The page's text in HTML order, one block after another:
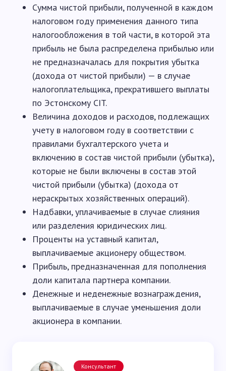
Сумма чистой прибыли, полученной в каждом
налоговом году применения данного типа
налогообложения в той части, в которой эта
прибыль не была распределена прибылью или
не предназначалась для покрытия убытка
(дохода от чистой прибыли) — в случае
налогоплательщика, прекратившего выплаты
по Эстонскому CIT.
Величина доходов и расходов, подлежащих
учету в налоговом году в соответствии с
правилами бухгалтерского учета и
включению в состав чистой прибыли (убытка),
которые не были включены в состав этой
чистой прибыли (убытка) (дохода от
нераскрытых хозяйственных операций).
Надбавки, уплачиваемые в случае слияния
или разделения юридических лиц.
Проценты на уставный капитал,
выплачиваемые акционеру обществом.
Прибыль, предназначенная для пополнения
доли капитала партнера компании.
Денежные и неденежные вознаграждения,
выплачиваемые в случае уменьшения доли
акционера в компании.
Консультант